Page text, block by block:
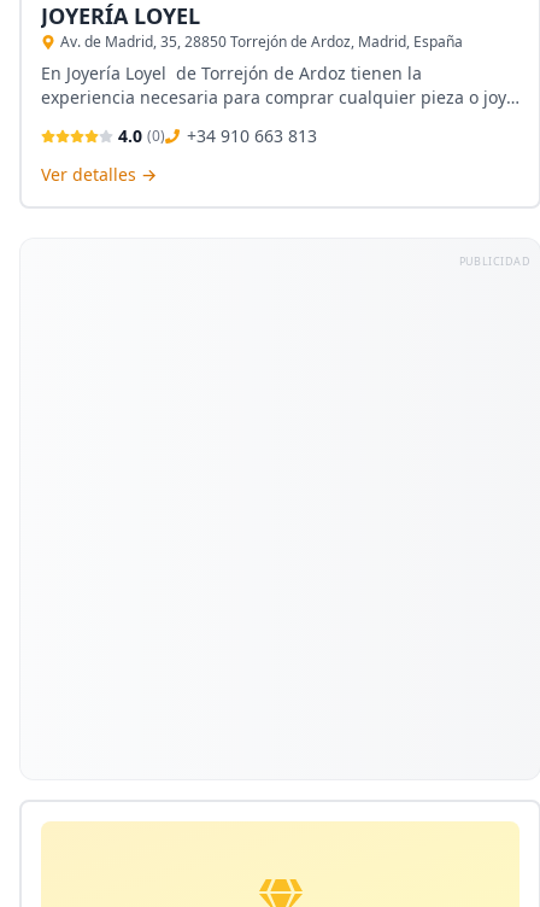
JOYERÍA LOYEL
Av. de Madrid, 35, 28850 Torrejón de Ardoz, Madrid, España
En Joyería Loyel de Torrejón de Ardoz tienen la
experiencia necesaria para comprar cualquier pieza o joya
una joyería y relojería bastante surtida, y el servicio de
empeños de joyas.
4.0 (0)
+34 910 663 813
Ver detalles →
PUBLICIDAD